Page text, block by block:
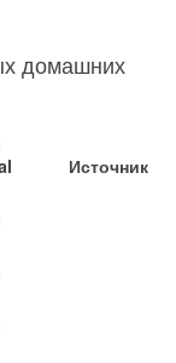
домашних
Источник